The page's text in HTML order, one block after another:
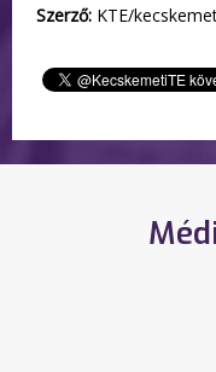
Szerző: KTE/